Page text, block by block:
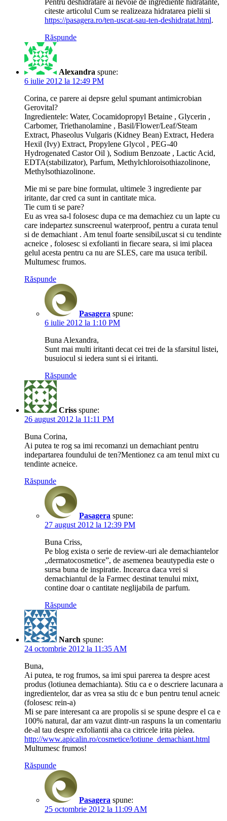
citeste articolul Cum se realizeaza hidratarea pielii si
https://pasagera.ro/ten-uscat-sau-ten-deshidratat.html.
Răspunde
Alexandra spune:
6 iulie 2012 la 12:49 PM
Corina, ce parere ai depsre gelul spumant antimicrobian
Gerovital?
Ingredientele: Water, Cocamidopropyl Betaine , Glycerin ,
Carbomer, Triethanolamine , Basil/Flower/Leaf/Steam
Extract, Phaseolus Vulgaris (Kidney Bean) Extract, Hedera
Hexil (Ivy) Extract, Propylene Glycol , PEG-40
Hydrogenated Castor Oil ), Sodium Benzoate , Lactic Acid,
EDTA(stabilizator), Parfum, Methylchloroisothiazolinone,
Methylsothiazolinone.
Mie mi se pare bine formulat, ultimele 3 ingrediente par
iritante, dar cred ca sunt in cantitate mica.
Tie cum ti se pare?
Eu as vrea sa-l folosesc dupa ce ma demachiez cu un lapte cu
care indepartez sunscreenul waterproof, pentru a curata tenul
si de demachiant . Am tenul foarte sensibil,uscat si cu tendinte
acneice , folosesc si exfolianti in fiecare seara, si imi placea
gelul acesta pentru ca nu are SLES, care ma usuca teribil.
Multumesc frumos.
Răspunde
Pasagera spune:
6 iulie 2012 la 1:10 PM
Buna Alexandra,
Sunt mai multi iritanti decat cei trei de la sfarsitul listei,
busuiocul si iedera sunt si ei iritanti.
Răspunde
Criss spune:
26 august 2012 la 11:11 PM
Buna Corina,
Ai putea te rog sa imi recomanzi un demachiant pentru
indepartarea foundului de ten?Mentionez ca am tenul mixt cu
tendinte acneice.
Răspunde
Pasagera spune:
27 august 2012 la 12:39 PM
Buna Criss,
Pe blog exista o serie de review-uri ale demachiantelor
„dermatocosmetice”, de asemenea beautypedia este o
sursa buna de inspiratie. Incearca daca vrei si
demachiantul de la Farmec destinat tenului mixt,
contine doar o cantitate neglijabila de parfum.
Răspunde
Narch spune:
24 octombrie 2012 la 11:35 AM
Buna,
Ai putea, te rog frumos, sa imi spui parerea ta despre acest
produs (lotiunea demachianta). Stiu ca e o descriere lacunara a
ingredientelor, dar as vrea sa stiu dc e bun pentru tenul acneic
(folosesc rein-a)
Mi se pare interesant ca are propolis si se spune despre el ca e
100% natural, dar am vazut dintr-un raspuns la un comentariu
de-al tau despre exfoliantii aha ca citricele irita pielea.
http://www.apicalin.ro/cosmetice/lotiune_demachiant.html
Multumesc frumos!
Răspunde
Pasagera spune:
25 octombrie 2012 la 11:09 AM